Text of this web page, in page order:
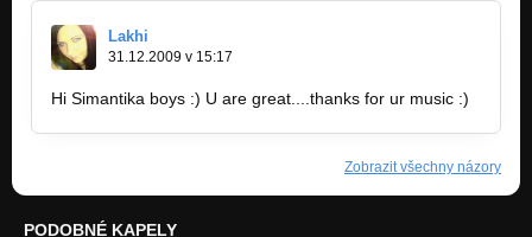
Lakhi
31.12.2009 v 15:17
Hi Simantika boys :) U are great....thanks for ur music :)
Zobrazit všechny názory
PODOBNÉ KAPELY